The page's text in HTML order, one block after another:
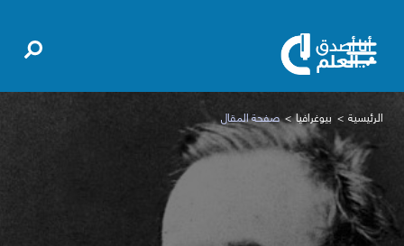
الرئيسية بيوغرافيا صفحة المقال